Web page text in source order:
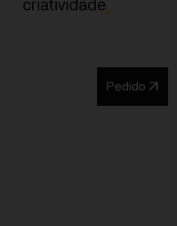
criatividade_
Pedido